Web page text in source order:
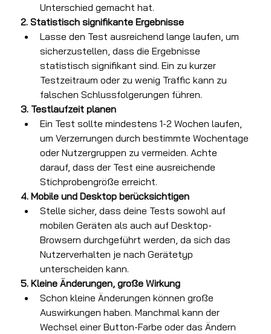
Unterschied gemacht hat.
2. Statistisch signifikante Ergebnisse
Lasse den Test ausreichend lange laufen, um
sicherzustellen, dass die Ergebnisse
statistisch signifikant sind. Ein zu kurzer
Testzeitraum oder zu wenig Traffic kann zu
falschen Schlussfolgerungen führen.
3. Testlaufzeit planen
Ein Test sollte mindestens 1-2 Wochen laufen,
um Verzerrungen durch bestimmte Wochentage
oder Nutzergruppen zu vermeiden. Achte
darauf, dass der Test eine ausreichende
Stichprobengröße erreicht.
4. Mobile und Desktop berücksichtigen
Stelle sicher, dass deine Tests sowohl auf
mobilen Geräten als auch auf Desktop-
Browsern durchgeführt werden, da sich das
Nutzerverhalten je nach Gerätetyp
unterscheiden kann.
5. Kleine Änderungen, große Wirkung
Schon kleine Änderungen können große
Auswirkungen haben. Manchmal kann der
Wechsel einer Button-Farbe oder das Ändern